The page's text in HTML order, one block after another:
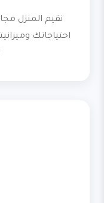
نقيم المنزل
احتياجاتك